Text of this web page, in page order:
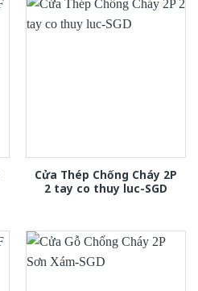
Cửa Thép Chống Cháy 2P
2 tay co thuy luc-SGD